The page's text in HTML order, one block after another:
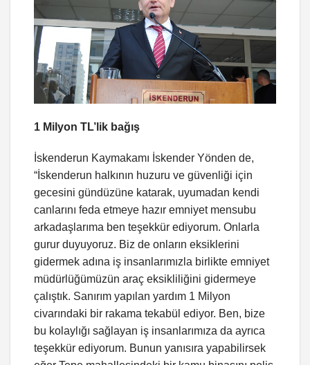
1 Milyon TL’lik bağış
İskenderun Kaymakamı İskender Yönden de,
“İskenderun halkının huzuru ve güvenliği için
gecesini gündüzüne katarak, uyumadan kendi
canlarını feda etmeye hazır emniyet mensubu
arkadaşlarıma ben teşekkür ediyorum. Onlarla
gurur duyuyoruz. Biz de onların eksiklerini
gidermek adına iş insanlarımızla birlikte emniyet
müdürlüğümüzün araç eksikliliğini gidermeye
çalıştık. Sanırım yapılan yardım 1 Milyon
civarındaki bir rakama tekabül ediyor. Ben, bize
bu kolaylığı sağlayan iş insanlarımıza da ayrıca
teşekkür ediyorum. Bunun yanısıra yapabilirsek